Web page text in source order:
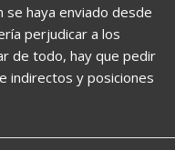
se haya enviado desde
perjudicar a los
de todo, hay que pedir
indirectos y posiciones